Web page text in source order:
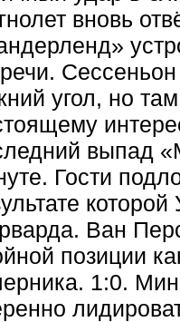
вновь
угол, но
выпад
Гости
Ван
позиции
1:0.